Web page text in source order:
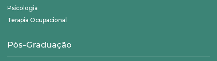
Psicologia
Terapia Ocupacional
Pós-Graduação